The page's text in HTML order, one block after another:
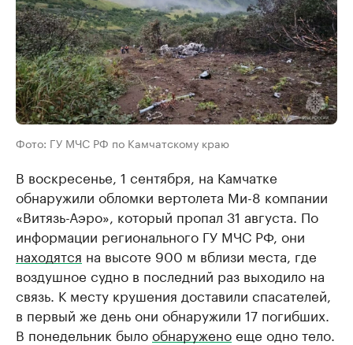
Фото: ГУ МЧС РФ по Камчатскому краю
В воскресенье, 1 сентября, на Камчатке
обнаружили обломки вертолета Ми-8 компании
«Витязь-Аэро», который пропал 31 августа. По
информации регионального ГУ МЧС РФ, они
находятся на высоте 900 м вблизи места, где
воздушное судно в последний раз выходило на
связь. К месту крушения доставили спасателей,
в первый же день они обнаружили 17 погибших.
В понедельник былообнаруженоеще одно тело.